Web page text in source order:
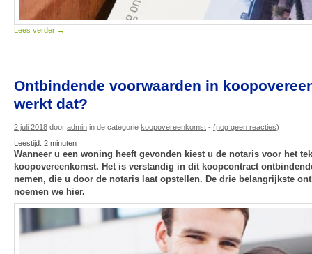
Lees verder →
Ontbindende voorwaarden in
werkt dat?
2 juli 2018 door admin in de categorie koopovereenkomst - (nog geen reacties)
Leestijd: 2 minuten
Wanneer u een woning heeft gevonden kiest u de notaris voor het
koopovereenkomst. Het is verstandig in dit koopcontract
nemen, die u door de notaris laat opstellen. De drie belangrijkste
noemen we hier.